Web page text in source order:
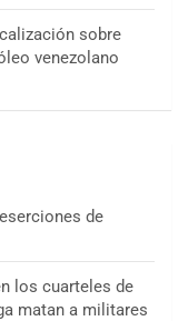
sobre
venezolano
de
los cuarteles de
matan a militares